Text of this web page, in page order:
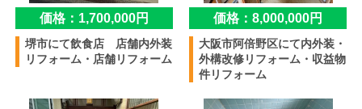
価格：1,700,000円
堺市にて飲食店 店舗内外装
リフォーム・店舗リフォーム
価格：8,000,000円
大阪市阿倍野区にて内外装・
外構改修リフォーム・収益物
件リフォーム